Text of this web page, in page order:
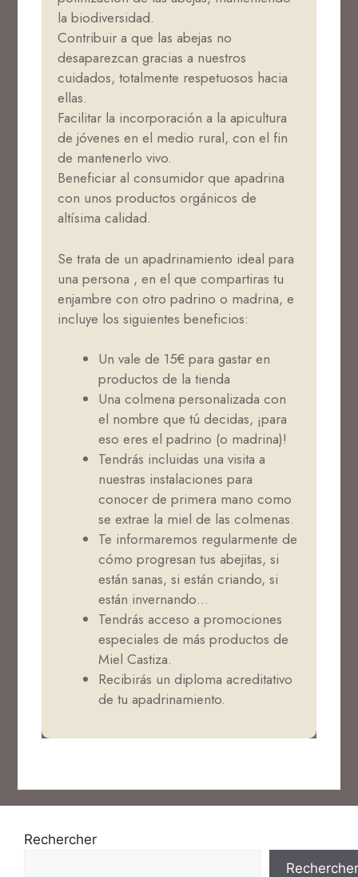
la biodiversidad.
Contribuir a que las abejas no
desaparezcan gracias a nuestros
cuidados, totalmente respetuosos hacia
ellas.
Facilitar la incorporación a la apicultura
de jóvenes en el medio rural, con el fin
de mantenerlo vivo.
Beneficiar al consumidor que apadrina
con unos productos orgánicos de
altísima calidad.
Se trata de un apadrinamiento ideal para
una persona , en el que compartiras tu
enjambre con otro padrino o madrina, e
incluye los siguientes beneficios:
Un vale de 15€ para gastar en
productos de la tienda
Una colmena personalizada con
el nombre que tú decidas, ¡para
eso eres el padrino (o madrina)!
Tendrás incluidas una visita a
nuestras instalaciones para
conocer de primera mano como
se extrae la miel de las colmenas.
Te informaremos regularmente de
cómo progresan tus abejitas, si
están sanas, si están criando, si
están invernando…
Tendrás acceso a promociones
especiales de más productos de
Miel Castiza.
Recibirás un diploma acreditativo
de tu apadrinamiento.
Rechercher
Rechercher